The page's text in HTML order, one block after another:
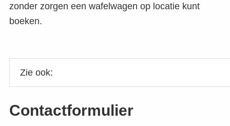
zonder zorgen een wafelwagen op locatie kunt
boeken.
Contactformulier